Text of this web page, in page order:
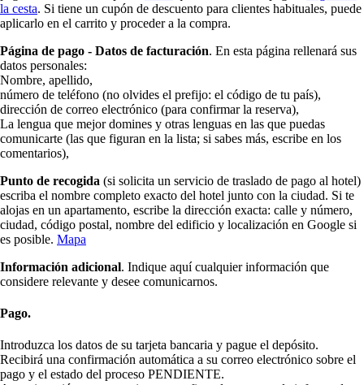
la cesta. Si tiene un cupón de descuento para clientes habituales, puede
aplicarlo en el carrito y proceder a la compra.
Página de pago - Datos de facturación. En esta página rellenará sus
datos personales:
Nombre, apellido,
número de teléfono (no olvides el prefijo: el código de tu país),
dirección de correo electrónico (para confirmar la reserva),
La lengua que mejor domines y otras lenguas en las que puedas
comunicarte (las que figuran en la lista; si sabes más, escribe en los
comentarios),
Punto de recogida (si solicita un servicio de traslado de pago al hotel)
escriba el nombre completo exacto del hotel junto con la ciudad. Si te
alojas en un apartamento, escribe la dirección exacta: calle y número,
ciudad, código postal, nombre del edificio y localización en Google si
es posible. Mapa
Información adicional. Indique aquí cualquier información que
considere relevante y desee comunicarnos.
Pago.
Introduzca los datos de su tarjeta bancaria y pague el depósito.
Recibirá una confirmación automática a su correo electrónico sobre el
pago y el estado del proceso PENDIENTE.